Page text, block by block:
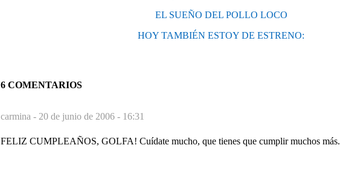
EL SUEÑO DEL POLLO LOCO
HOY TAMBIÉN ESTOY DE ESTRENO:
6 COMENTARIOS
carmina - 20 de junio de 2006 - 16:31
FELIZ CUMPLEAÑOS, GOLFA! Cuídate mucho, que tienes que cumplir muchos más.